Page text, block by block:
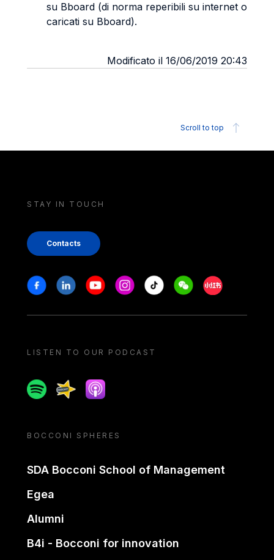
su Bboard (di norma reperibili su internet o
caricati su Bboard).
Modificato il 16/06/2019 20:43
Scroll to top
STAY IN TOUCH
Contacts
Stay in touch
FacebookLinkedinYoutubeInstagram
Tiktok WeechatXiaohongshu/
LISTEN TO OUR PODCAST
SpotifySpreakerApple podcast
BOCCONI SPHERES
SDA Bocconi School of Management
Egea
Alumni
B4i - Bocconi for innovation